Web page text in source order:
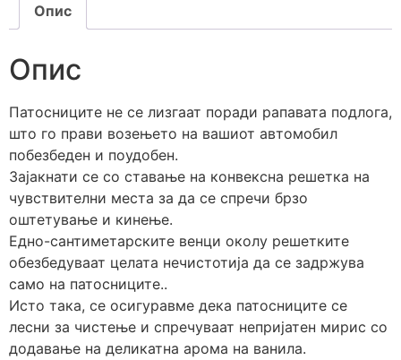
Опис
Опис
Патосниците не се лизгаат поради рапавата подлога,
што го прави возењето на вашиот автомобил
побезбеден и поудобен.
Зајакнати се со ставање на конвексна решетка на
чувствителни места за да се спречи брзо
оштетување и кинење.
Едно-сантиметарските венци околу решетките
обезбедуваат целата нечистотија да се задржува
само на патосниците..
Исто така, се осигуравме дека патосниците се
лесни за чистење и спречуваат непријатен мирис со
додавање на деликатна арома на ванила.